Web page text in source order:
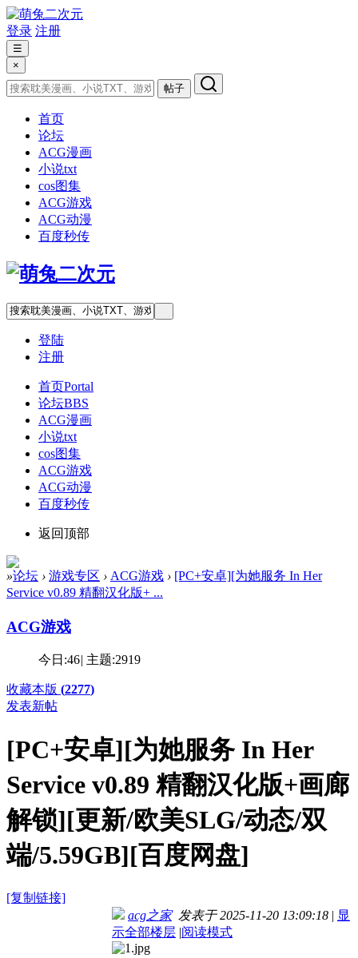
登录 注册
☰
×
帖子
首页
论坛
ACG漫画
小说txt
cos图集
ACG游戏
ACG动漫
百度秒传
登陆
注册
首页Portal
论坛BBS
ACG漫画
小说txt
cos图集
ACG游戏
ACG动漫
百度秒传
返回顶部
»论坛 › 游戏专区 › ACG游戏 › [PC+安卓][为她服务 In Her
Service v0.89 精翻汉化版+ ...
ACG游戏
今日:46| 主题:2919
收藏本版 (2277)
发表新帖
[PC+安卓][为她服务 In Her
Service v0.89 精翻汉化版+画廊
解锁][更新/欧美SLG/动态/双
端/5.59GB][百度网盘]
[复制链接]
acg之家发表于 2025-11-20 13:09:18 | 显
示全部楼层 |阅读模式